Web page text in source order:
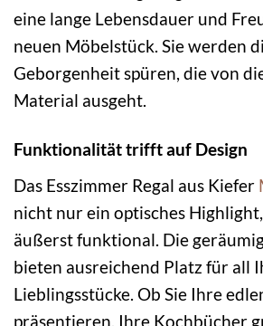
eine lange Lebensdauer und
neuen Möbelstück. Sie werden
Geborgenheit spüren, die von
Material ausgeht.
Funktionalität trifft auf Design
Das Esszimmer Regal aus Kiefer
nicht nur ein optisches
äußerst funktional. Die
bieten ausreichend Platz für all
Lieblingsstücke. Ob Sie Ihre
präsentieren, Ihre Kochbücher